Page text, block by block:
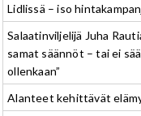
Lidlissä – iso
Salaatinviljelijä Juha
samat säännöt – tai ei
ollenkaan”
Alanteet kehittävät